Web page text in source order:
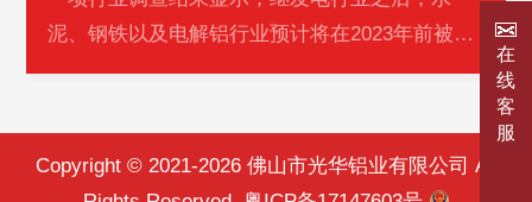
泥、钢铁以及电解铝行业预计将在2023年前被纳
入全国碳市场。全国碳市场的碳价也将会稳步上
Copyright © 2021-2026 佛山市光华铝业有限公司 All
在
线
客
服